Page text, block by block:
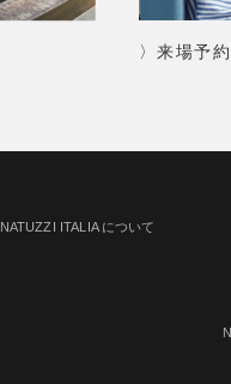
〉来場予約
NATUZZI ITALIA について